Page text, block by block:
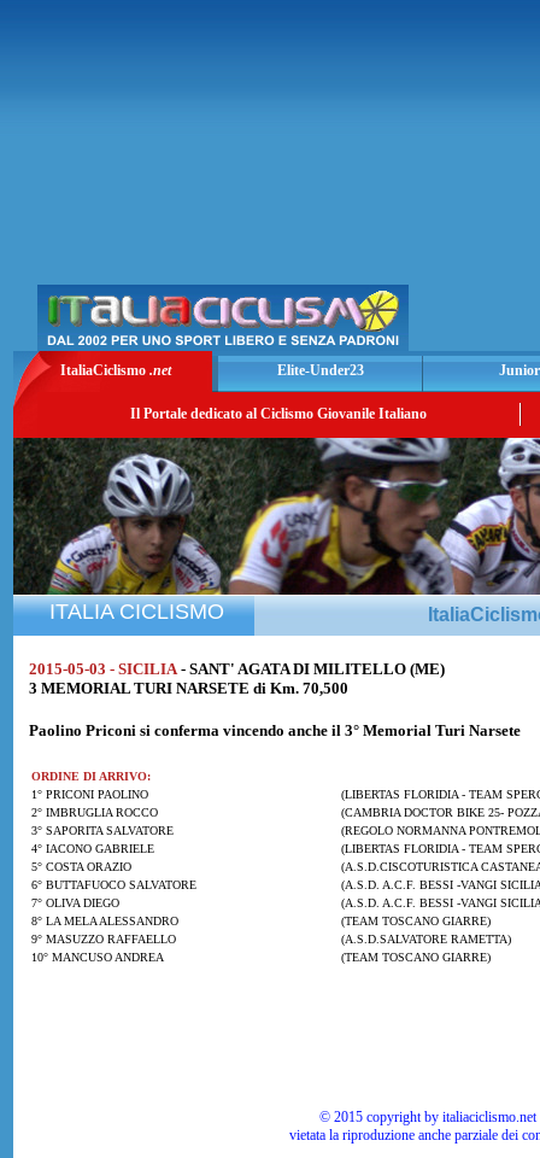
ItaliaCiclismo .net Elite-Under23
Il Portale dedicato al Ciclismo Giovanile Italiano
ITALIA CICLISMO
2015-05-03 - SICILIA - SANT' AGATA DI MILITELLO (ME)
3 MEMORIAL TURI NARSETE di Km. 70,500
Paolino Priconi si conferma vincendo anche il 3° Memorial Turi Narsete
ORDINE DI ARRIVO:
1° PRICONI PAOLINO
(LIBERTAS FLORIDIA - TEAM
2° IMBRUGLIA ROCCO
(CAMBRIA DOCTOR BIKE 25-
3° SAPORITA SALVATORE
(REGOLO NORMANNA
4° IACONO GABRIELE
(LIBERTAS FLORIDIA - TEAM
5° COSTA ORAZIO
(A.S.D.CISCOTURISTICA
6° BUTTAFUOCO SALVATORE
(A.S.D. A.C.F. BESSI -VANGI
7° OLIVA DIEGO
(A.S.D. A.C.F. BESSI -VANGI
8° LA MELA ALESSANDRO
(TEAM TOSCANO GIARRE)
9° MASUZZO RAFFAELLO
(A.S.D.SALVATORE RAMETTA)
10° MANCUSO ANDREA
(TEAM TOSCANO GIARRE)
© 2015 copyright by
vietata la riproduzione anche parziale dei